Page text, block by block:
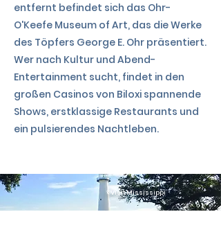
entfernt befindet sich das Ohr-
O'Keefe Museum of Art, das die Werke
des Töpfers George E. Ohr präsentiert.
Wer nach Kultur und Abend-
Entertainment sucht, findet in den
großen Casinos von Biloxi spannende
Shows, erstklassige Restaurants und
ein pulsierendes Nachtleben.
©Visit Mississippi